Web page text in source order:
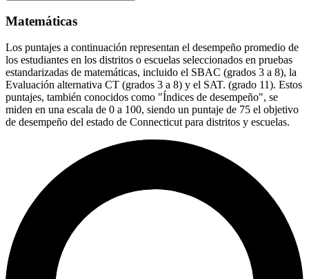
Matemáticas
Los puntajes a continuación representan el desempeño promedio de
los estudiantes en los distritos o escuelas seleccionados en pruebas
estandarizadas de matemáticas, incluido el SBAC (grados 3 a 8), la
Evaluación alternativa CT (grados 3 a 8) y el SAT. (grado 11). Estos
puntajes, también conocidos como "Índices de desempeño", se
miden en una escala de 0 a 100, siendo un puntaje de 75 el objetivo
de desempeño del estado de Connecticut para distritos y escuelas.